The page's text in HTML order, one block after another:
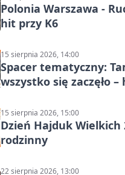
Polonia Warszawa -
hit przy K6
15 sierpnia 2026, 14:00
Spacer tematyczny:
wszystko się zaczęło
15 sierpnia 2026, 15:00
Dzień Hajduk Wielkich
rodzinny
22 sierpnia 2026, 13:00